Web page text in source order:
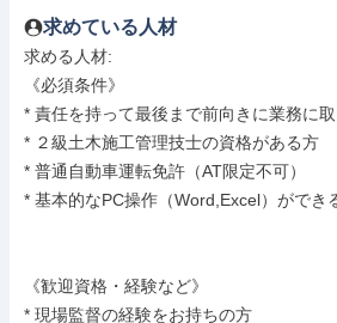
求めている人材
求める人材:
《必須条件》
* 責任を持って最後まで前向きに業務に
* ２級土木施工管理技士の資格がある方
* 普通自動車運転免許（AT限定不可）
* 基本的なPC操作（Word,Excel）ができ
《歓迎資格・経験など》
* 現場監督の経験をお持ちの方